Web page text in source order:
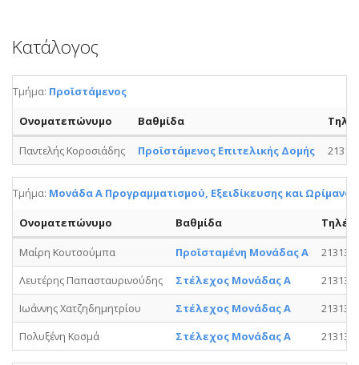
Κατάλογος
Τμήμα: Προϊστάμενος
Ονοματεπώνυμο Βαθμίδα
Παντελής Κοροσιάδης Προϊστάμενος Επιτελικής Δομής
Τμήμα: Μονάδα Α Προγραμματισμού, Εξειδίκευσης και
Ονοματεπώνυμο Βαθμίδα
Μαίρη Κουτσούμπα Προϊσταμένη Μονάδας Α
Λευτέρης Παπασταυρινούδης
Στέλεχος Μονάδας Α
Ιωάννης Χατζηδημητρίου
Στέλεχος Μονάδας Α
Πολυξένη Κοσμά
Στέλεχος Μονάδας Α